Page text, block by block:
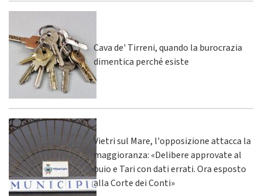
Cava de' Tirreni, quando la burocrazia
dimentica perché esiste
Vietri sul Mare, l'opposizione attacca la
maggioranza: «Delibere approvate al
buio e Tari con dati errati. Ora esposto
alla Corte dei Conti»